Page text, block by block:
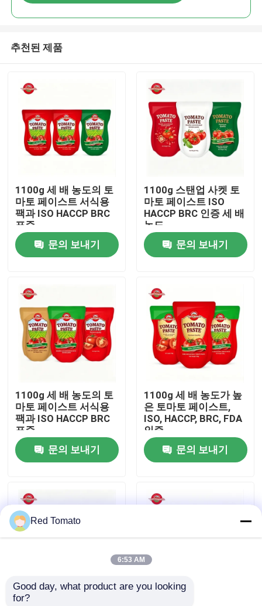
제품
비디오
공장 투어
품질 관리
인용 을 요청 하십시오
붉은 토마토 페이스트
드럼 토마토 페이스트
추천된 제품
1100g 세 배 농도의 토
마토 페이스트 서식용
팩과 ISO HACCP BRC
표준
문의 보내기
1100g 스탠업 사켓 토
마토 페이스트 ISO
HACCP BRC 인증 세 배
농도
문의 보내기
1100g 세 배 농도의 토
마토 페이스트 서식용
팩과 ISO HACCP BRC
표준
문의 보내기
1100g 세 배 농도가 높
은 토마토 페이스트,
ISO, HACCP, BRC, FDA
인증
문의 보내기
ISO HACCP BRC 인증
Red Tomato
6:53 AM
Good day, what product are you looking
for?